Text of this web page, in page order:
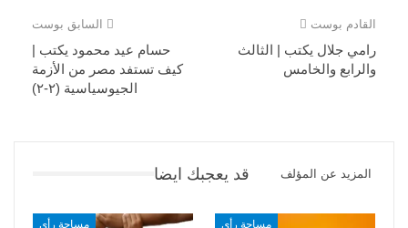
السابق بوست
حسام عيد محمود يكتب |
كيف تستفد مصر من الأزمة
الجيوسياسية (٢-٢)
القادم بوست
رامي جلال يكتب | الثالث
والرابع والخامس
قد يعجبك ايضا المزيد عن المؤلف
مساحة رأي مساحة رأي